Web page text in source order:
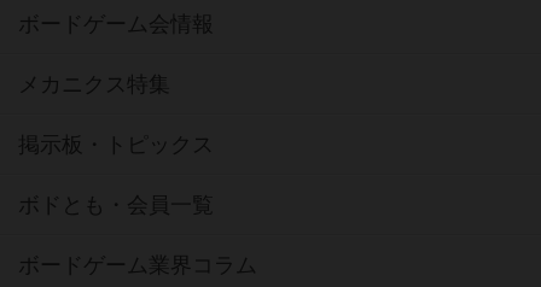
ボードゲーム会情報
メカニクス特集
掲示板・トピックス
ボドとも・会員一覧
ボードゲーム業界コラム